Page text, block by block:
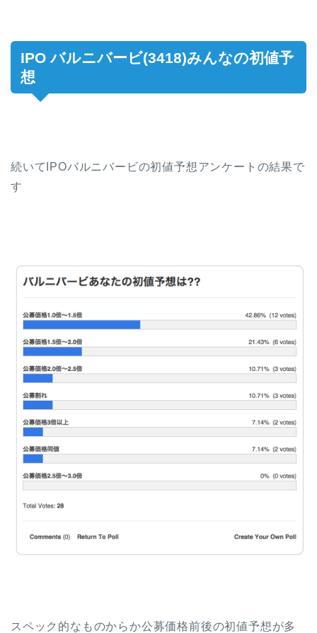
IPO バルニバービ(3418)みんなの初値予
想
続いてIPOバルニバービの初値予想アンケートの結果で
す
スペック的なものからか公募価格前後の初値予想が多